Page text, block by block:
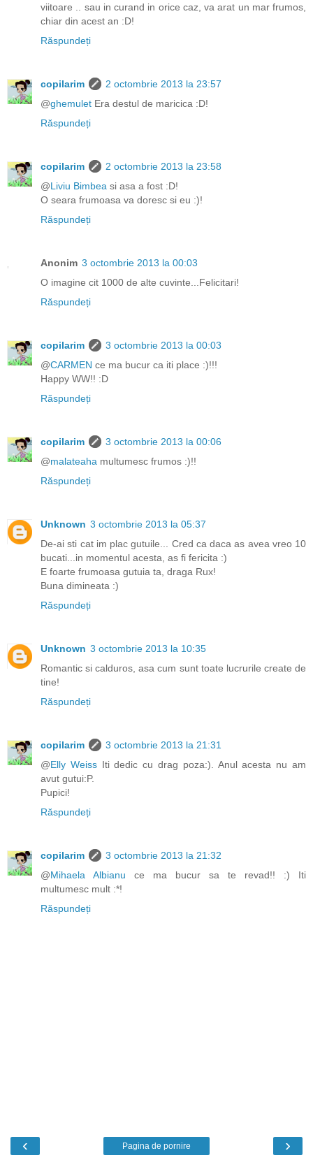
viitoare .. sau in curand in orice caz, va arat un mar frumos,
chiar din acest an :D!
Răspundeți
copilarim
2 octombrie 2013 la 23:57
@ghemulet Era destul de maricica :D!
Răspundeți
copilarim
2 octombrie 2013 la 23:58
@Liviu Bimbea si asa a fost :D!
O seara frumoasa va doresc si eu :)!
Răspundeți
Anonim 3 octombrie 2013 la 00:03
O imagine cit 1000 de alte cuvinte...Felicitari!
Răspundeți
copilarim
3 octombrie 2013 la 00:03
@CARMEN ce ma bucur ca iti place :)!!!
Happy WW!! :D
Răspundeți
copilarim
3 octombrie 2013 la 00:06
@malateaha multumesc frumos :)!!
Răspundeți
Unknown 3 octombrie 2013 la 05:37
De-ai sti cat im plac gutuile... Cred ca daca as avea vreo 10
bucati...in momentul acesta, as fi fericita :)
E foarte frumoasa gutuia ta, draga Rux!
Buna dimineata :)
Răspundeți
Unknown 3 octombrie 2013 la 10:35
Romantic si calduros, asa cum sunt toate lucrurile create de
tine!
Răspundeți
copilarim
3 octombrie 2013 la 21:31
@Elly WeissIti dedic cu drag poza:). Anul acesta nu am
avut gutui:P.
Pupici!
Răspundeți
copilarim
3 octombrie 2013 la 21:32
@Mihaela Albianu ce ma bucur sa te revad!! :) Iti
multumesc mult :*!
Răspundeți
‹ ›
Pagina de pornire